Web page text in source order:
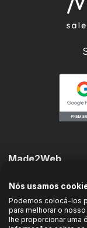
Made2Web
Os nossos
Nós usamos
Podemos colocá-los
para melhorar o
lhe proporcionar uma